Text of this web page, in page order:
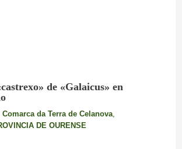
de «Galaicus» en
Comarca da Terra de Celanova,
DE OURENSE